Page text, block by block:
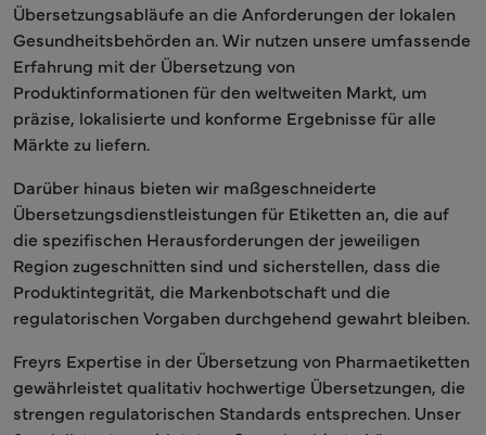
Übersetzungsabläufe an die Anforderungen der lokalen
Gesundheitsbehörden an. Wir nutzen unsere umfassende
Erfahrung mit der Übersetzung von
Produktinformationen für den weltweiten Markt, um
präzise, lokalisierte und konforme Ergebnisse für alle
Märkte zu liefern.
Darüber hinaus bieten wir maßgeschneiderte
Übersetzungsdienstleistungen für Etiketten an, die auf
die spezifischen Herausforderungen der jeweiligen
Region zugeschnitten sind und sicherstellen, dass die
Produktintegrität, die Markenbotschaft und die
regulatorischen Vorgaben durchgehend gewahrt bleiben.
Freyrs Expertise in der Übersetzung von Pharmaetiketten
gewährleistet qualitativ hochwertige Übersetzungen, die
strengen regulatorischen Standards entsprechen. Unser